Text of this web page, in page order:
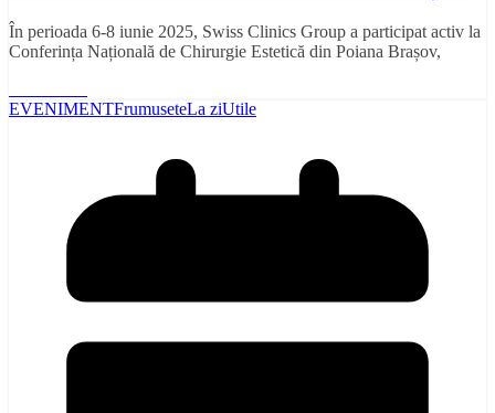
În perioada 6-8 iunie 2025, Swiss Clinics Group a participat activ la
Conferința Națională de Chirurgie Estetică din Poiana Brașov,
EVENIMENTFrumuseteLa ziUtile